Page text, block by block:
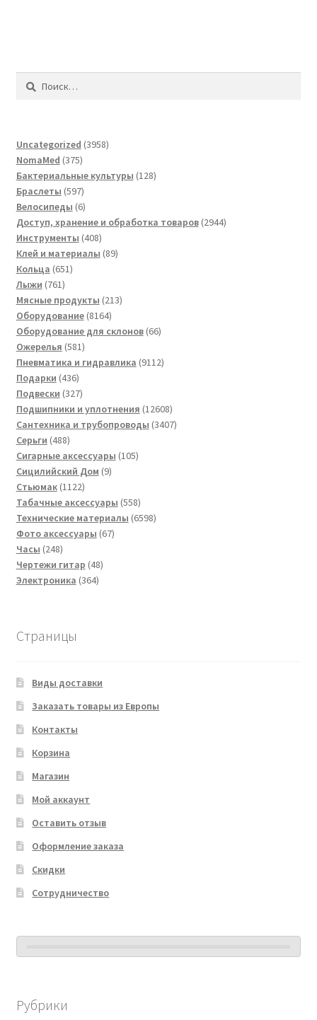
Найти:
Uncategorized 39583958
NomaMed 375375
товаров
Бактериальные культуры 128128
Браслеты 597597
товаров
Велосипеды 66
товаров
Доступ, хранение и обработка товаров 29442944
Инструменты 408408
товаров
Клей и материалы 8989
Кольца 651651
Лыжи 761761
товар
Мясные продукты 213213
Оборудование 81648164
товара
Оборудование для склонов 6666
Ожерелья 581581
товар
Пневматика и гидравлика 91129112
Подарки 436436
товаров
Подвески 327327
товаров
Подшипники и уплотнения 1260812608
товаров
Сантехника и трубопроводы 34073407
Серьги 488488
товаров
Сигарные аксессуары 105105
Сицилийский Дом 99
Стьюмак 11221122
товара
Табачные аксессуары 558558
товаров
Технические материалы 65986598
Фото аксессуары 6767
Часы 248248
товаров
Чертежи гитар 4848
Электроника 364364
Страницы
Виды доставки
Заказать товары из Европы
Контакты
Корзина
Магазин
Мой аккаунт
Оставить отзыв
Оформление заказа
Скидки
Сотрудничество
Рубрики